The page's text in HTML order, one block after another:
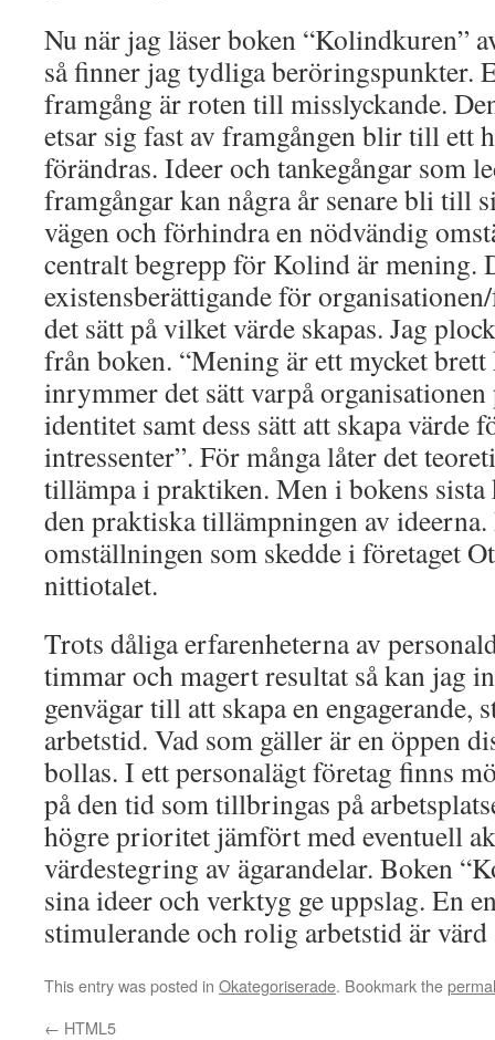
Nu när jag läser boken “Kolindkuren”
så finner jag tydliga beröringspunkter.
framgång är roten till misslyckande.
etsar sig fast av framgången blir till ett
förändras. Ideer och tankegångar som
framgångar kan några år senare bli till
vägen och förhindra en nödvändig
centralt begrepp för Kolind är mening.
existensberättigande för
det sätt på vilket värde skapas. Jag
från boken. “Mening är ett mycket brett
inrymmer det sätt varpå organisationen
identitet samt dess sätt att skapa värde
intressenter”. För många låter det
tillämpa i praktiken. Men i bokens
den praktiska tillämpningen av
omställningen som skedde i företaget
nittiotalet.
Trots dåliga erfarenheterna av
timmar och magert resultat så kan jag
genvägar till att skapa en
arbetstid. Vad som gäller är en öppen
bollas. I ett personalägt företag finns
på den tid som tillbringas på
högre prioritet jämfört med eventuell
värdestegring av ägarandelar. Boken
sina ideer och verktyg ge uppslag. En
stimulerande och rolig arbetstid är
This entry was posted in Okategoriserade. Bookmark the
← HTML5